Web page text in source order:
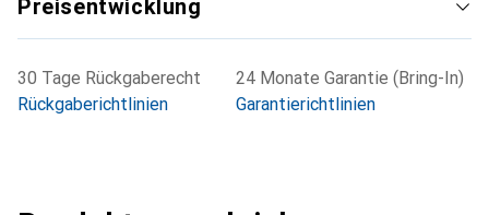
Preisentwicklung
30 Tage Rückgaberecht
Rückgaberichtlinien
24 Monate Garantie (Bring-In)
Garantierichtlinien